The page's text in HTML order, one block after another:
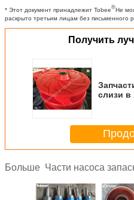
* Этот документ принадлежит Tobee®Не
раскрыто третьим лицам без письменного
Получить
слизи в
Больше Части насоса